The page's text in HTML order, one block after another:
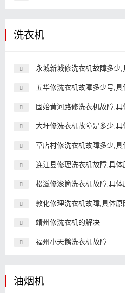
洗衣机
永城新城修洗衣机故障多少
五华修洗衣机故障多少号,
固始黄河路修洗衣机故障,
大圩修洗衣机故障是多少,
草店村修洗衣机故障多少,
连江县修理洗衣机故障,具
松滋修滚筒洗衣机故障,具
敦化修理洗衣机故障,具体
靖州修洗衣机的解决
福州小天鹅洗衣机故障
油烟机